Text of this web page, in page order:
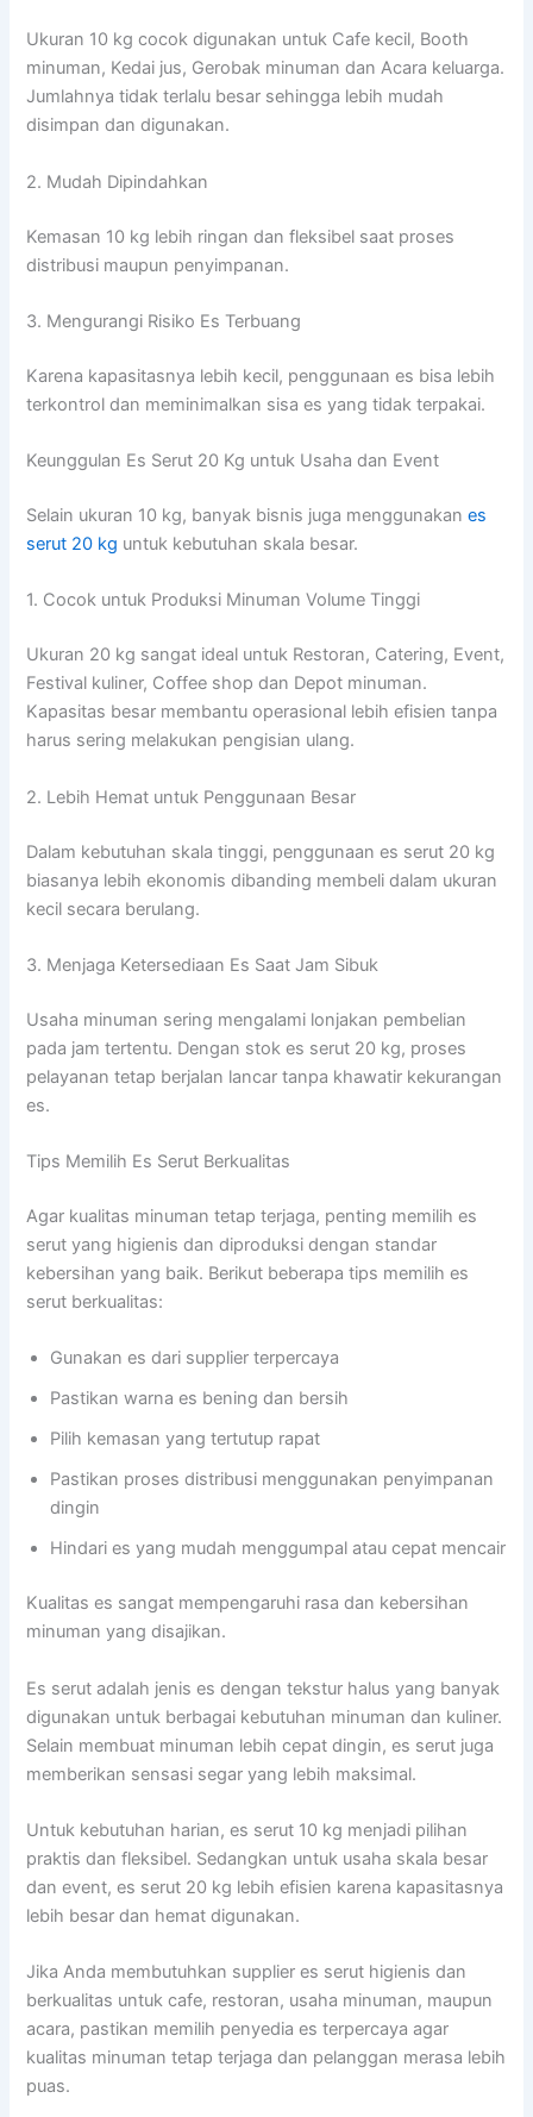
Ukuran 10 kg cocok digunakan untuk Cafe kecil, Booth
minuman, Kedai jus, Gerobak minuman dan Acara keluarga.
Jumlahnya tidak terlalu besar sehingga lebih mudah
disimpan dan digunakan.
2. Mudah Dipindahkan
Kemasan 10 kg lebih ringan dan fleksibel saat proses
distribusi maupun penyimpanan.
3. Mengurangi Risiko Es Terbuang
Karena kapasitasnya lebih kecil, penggunaan es bisa lebih
terkontrol dan meminimalkan sisa es yang tidak terpakai.
Keunggulan Es Serut 20 Kg untuk Usaha dan Event
Selain ukuran 10 kg, banyak bisnis juga menggunakanes
serut 20 kg untuk kebutuhan skala besar.
1. Cocok untuk Produksi Minuman Volume Tinggi
Ukuran 20 kg sangat ideal untuk Restoran, Catering, Event,
Festival kuliner, Coffee shop dan Depot minuman.
Kapasitas besar membantu operasional lebih efisien tanpa
harus sering melakukan pengisian ulang.
2. Lebih Hemat untuk Penggunaan Besar
Dalam kebutuhan skala tinggi, penggunaan es serut 20 kg
biasanya lebih ekonomis dibanding membeli dalam ukuran
kecil secara berulang.
3. Menjaga Ketersediaan Es Saat Jam Sibuk
Usaha minuman sering mengalami lonjakan pembelian
pada jam tertentu. Dengan stok es serut 20 kg, proses
pelayanan tetap berjalan lancar tanpa khawatir kekurangan
es.
Tips Memilih Es Serut Berkualitas
Agar kualitas minuman tetap terjaga, penting memilih es
serut yang higienis dan diproduksi dengan standar
kebersihan yang baik. Berikut beberapa tips memilih es
serut berkualitas:
Gunakan es dari supplier terpercaya
Pastikan warna es bening dan bersih
Pilih kemasan yang tertutup rapat
Pastikan proses distribusi menggunakan penyimpanan
dingin
Hindari es yang mudah menggumpal atau cepat mencair
Kualitas es sangat mempengaruhi rasa dan kebersihan
minuman yang disajikan.
Es serut adalah jenis es dengan tekstur halus yang banyak
digunakan untuk berbagai kebutuhan minuman dan kuliner.
Selain membuat minuman lebih cepat dingin, es serut juga
memberikan sensasi segar yang lebih maksimal.
Untuk kebutuhan harian, es serut 10 kg menjadi pilihan
praktis dan fleksibel. Sedangkan untuk usaha skala besar
dan event, es serut 20 kg lebih efisien karena kapasitasnya
lebih besar dan hemat digunakan.
Jika Anda membutuhkan supplier es serut higienis dan
berkualitas untuk cafe, restoran, usaha minuman, maupun
acara, pastikan memilih penyedia es terpercaya agar
kualitas minuman tetap terjaga dan pelanggan merasa lebih
puas.